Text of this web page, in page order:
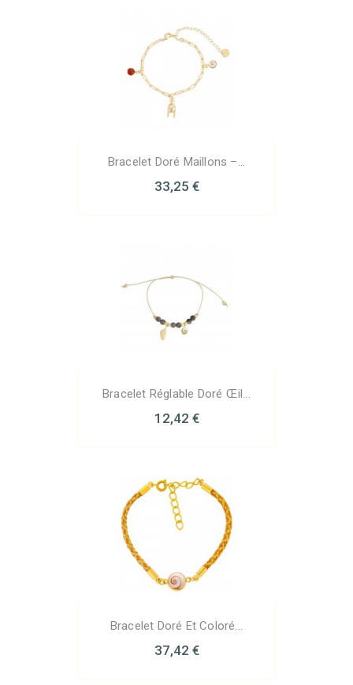
Bracelet Doré Maillons –...
33,25 €
Bracelet Réglable Doré Œil...
12,42 €
Bracelet Doré Et Coloré...
37,42 €